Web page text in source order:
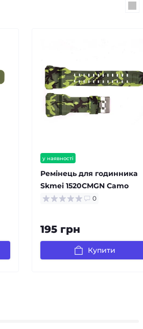
у наявності
Ремінець для годинника
Skmei 1520CMGN Camo
Green
0
195 грн
Купити